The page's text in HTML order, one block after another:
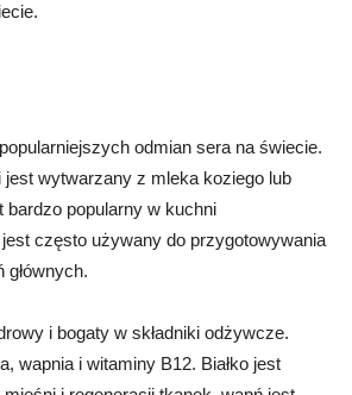
odmian sera na świecie.
jest wytwarzany z mleka koziego lub
bardzo popularny w kuchni
często używany do przygotowywania
głównych.
i bogaty w składniki odżywcze.
wapnia i witaminy B12. Białko jest